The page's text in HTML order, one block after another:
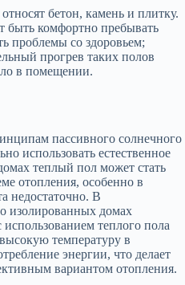
бетон, камень и плитку.
комфортно пребывать
проблемы со здоровьем;
прогрев таких полов
в помещении.
пассивного солнечного
использовать естественное
теплый пол может стать
отопления, особенно в
недостаточно. В
изолированных домах
теплого пола
температуру в
энергии, что делает
вариантом отопления.